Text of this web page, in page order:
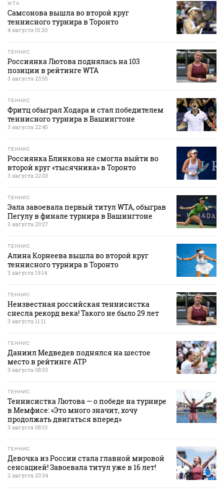
WTA
Самсонова вышла во второй круг
теннисного турнира в Торонто
4 августа 01:20
ТЕННИС
Россиянка Лютова поднялась на 103
позиции в рейтинге WTA
3 августа 23:55
ТЕННИС
Фритц обыграл Ходара и стал победителем
теннисного турнира в Вашингтоне
3 августа 22:45
ТЕННИС
Россиянка Блинкова не смогла выйти во
второй круг «тысячника» в Торонто
3 августа 22:03
ТЕННИС
Эала завоевала первый титул WTA, обыграв
Пегулу в финале турнира в Вашингтоне
3 августа 20:27
ТЕННИС
Алина Корнеева вышла во второй круг
теннисного турнира в Торонто
3 августа 19:14
ТЕННИС
Неизвестная российская теннисистка
снесла рекорд века! Такого не было 29 лет
3 августа 11:11
ТЕННИС
Даниил Медведев поднялся на шестое
место в рейтинге АТР
3 августа 08:33
ТЕННИС
Теннисистка Лютова — о победе на турнире
в Мемфисе: «Это много значит, хочу
продолжать двигаться вперед»
3 августа 08:10
ТЕННИС
Девочка из России стала главной мировой
сенсацией! Завоевала титул уже в 16 лет!
2 августа 23:34